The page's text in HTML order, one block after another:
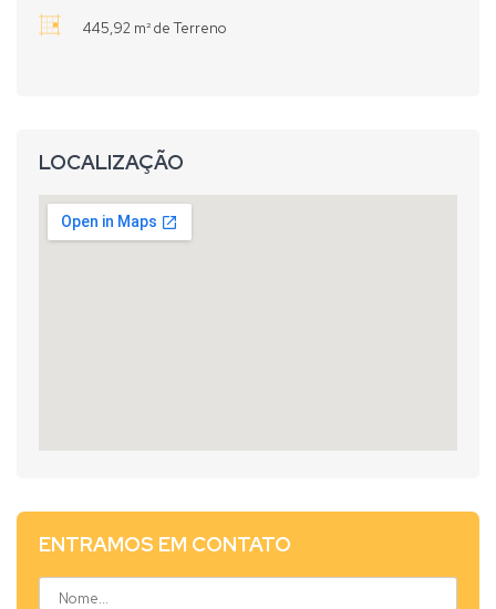
445,92 m² de Terreno
LOCALIZAÇÃO
ENTRAMOS EM CONTATO